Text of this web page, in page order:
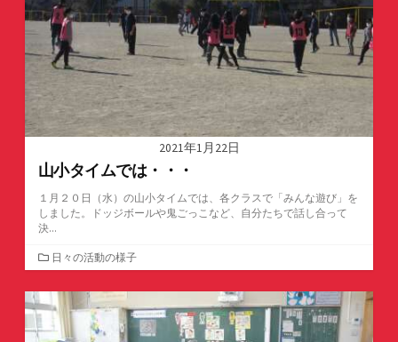
2021年1月22日
山小タイムでは・・・
１月２０日（水）の山小タイムでは、各クラスで「みんな遊び」を
しました。ドッジボールや鬼ごっこなど、自分たちで話し合って
決...
カ
テ
ゴ
リ
ー
日々の活動の様子